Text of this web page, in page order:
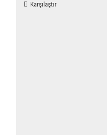
Karşılaştır